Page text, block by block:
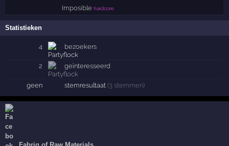
Imposible hardcore
Statistieken
4 bezoekers
2 geïnteresseerd
geen stemresultaat(3 stemmen)